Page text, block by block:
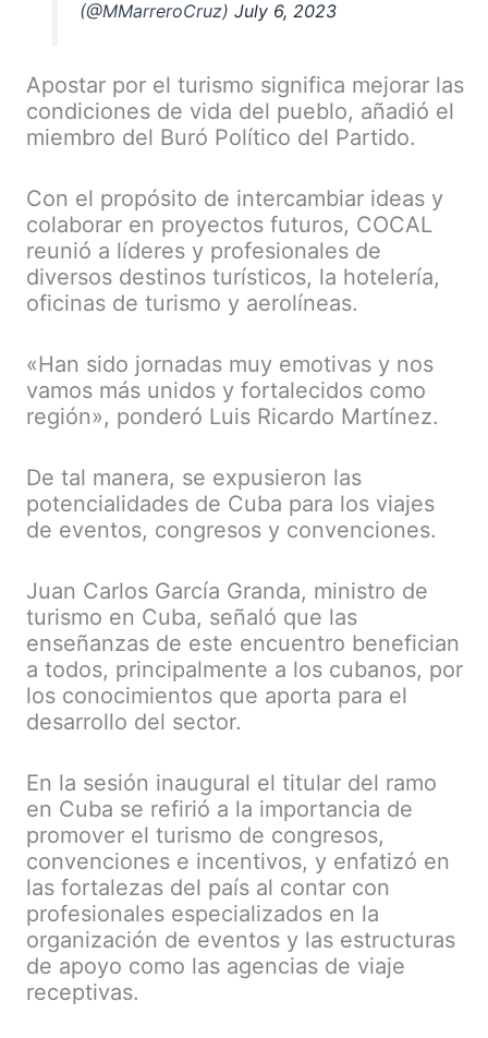
(@MMarreroCruz)July 6, 2023
Apostar por el turismo significa mejorar las
condiciones de vida del pueblo, añadió el
miembro del Buró Político del Partido.
Con el propósito de intercambiar ideas y
colaborar en proyectos futuros, COCAL
reunió a líderes y profesionales de
diversos destinos turísticos, la hotelería,
oficinas de turismo y aerolíneas.
«Han sido jornadas muy emotivas y nos
vamos más unidos y fortalecidos como
región», ponderó Luis Ricardo Martínez.
De tal manera, se expusieron las
potencialidades de Cuba para los viajes
de eventos, congresos y convenciones.
Juan Carlos García Granda, ministro de
turismo en Cuba, señaló que las
enseñanzas de este encuentro benefician
a todos, principalmente a los cubanos, por
los conocimientos que aporta para el
desarrollo del sector.
En la sesión inaugural el titular del ramo
en Cuba se refirió a la importancia de
promover el turismo de congresos,
convenciones e incentivos, y enfatizó en
las fortalezas del país al contar con
profesionales especializados en la
organización de eventos y las estructuras
de apoyo como las agencias de viaje
receptivas.